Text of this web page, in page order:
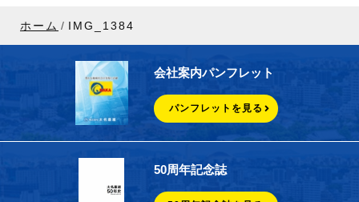
ホーム IMG_1384
会社案内パンフレット
パンフレットを見る
50周年記念誌